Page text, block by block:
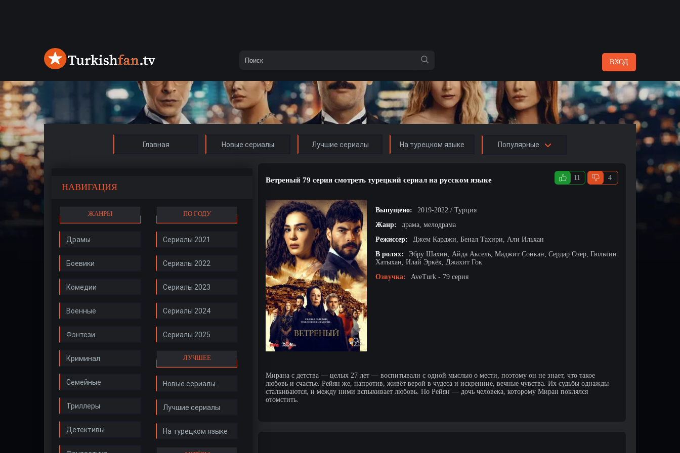
ВХОД
Главная Новые сериалы Лучшие сериалы На турецком языке Популярные
НАВИГАЦИЯ
ЖАНРЫ
Драмы
Боевики
Комедии
Военные
Фэнтези
Криминал
Семейные
Триллеры
Детективы
ПО ГОДУ
Сериалы 2021
Сериалы 2022
Сериалы 2023
Сериалы 2024
Сериалы 2025
ЛУЧШЕЕ
Новые сериалы
Лучшие сериалы
На турецком языке
Ветреный 79 серия смотреть турецкий сериал на русском языке 11 4
Выпущено:
2019-2022 / Турция
Жанр:
драма, мелодрама
Режиссер:
Джем Карджи, Бенал Тахири, Али Ильхан
В ролях:
Эбру Шахин, Айда Аксель, Маджит Сонкан, Сердар Озер, Гюльчин
Хатыхан, Илай Эркёк, Джахит Гок
Озвучка:
AveTurk - 79 серия
Мирана с детства — целых 27 лет — воспитывали с одной мыслью о мести, поэтому он не знает, что такое
любовь и счастье. Рейян же, напротив, живёт верой в чудеса и искренние, вечные чувства. Их судьбы однажды
сталкиваются, и между ними вспыхивает любовь. Но Рейян — дочь человека, которому Миран поклялся
отомстить.